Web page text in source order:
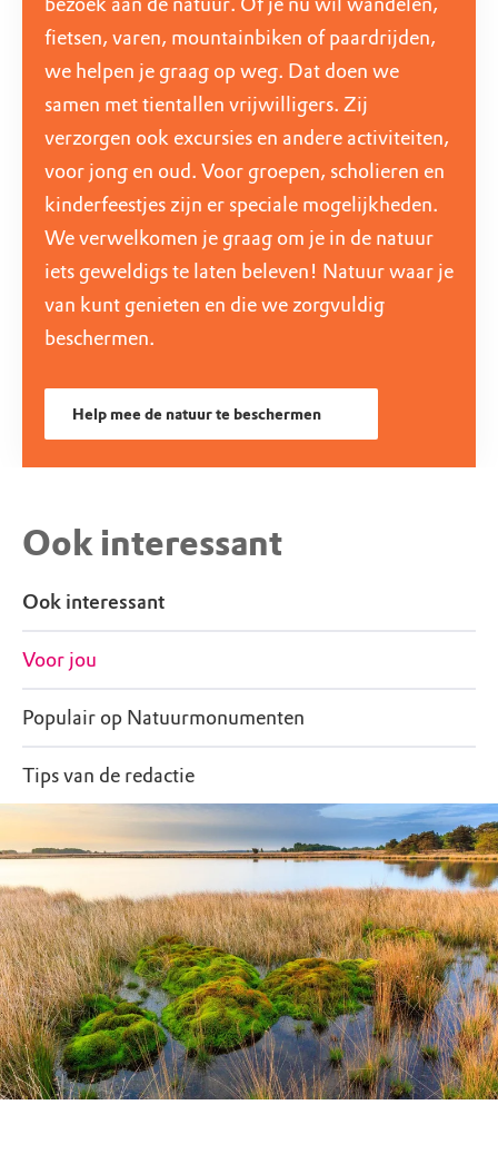
fietsen, varen, mountainbiken of paardrijden,
we helpen je graag op weg. Dat doen we
samen met tientallen vrijwilligers. Zij
verzorgen ook excursies en andere activiteiten,
voor jong en oud. Voor groepen, scholieren en
kinderfeestjes zijn er speciale mogelijkheden.
We verwelkomen je graag om je in de natuur
iets geweldigs te laten beleven! Natuur waar je
van kunt genieten en die we zorgvuldig
beschermen.
Help mee de natuur te beschermen
Ook interessant
Ook interessant
Voor jou
Populair op Natuurmonumenten
Tips van de redactie